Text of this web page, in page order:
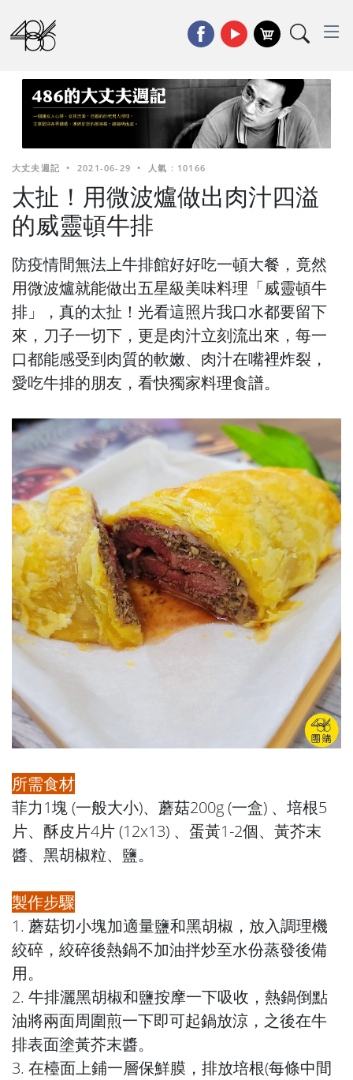
大丈夫週記 • 2021-06-29 • 人氣 : 10166
太扯！用微波爐做出肉汁四溢
的威靈頓牛排
防疫情間無法上牛排館好好吃一頓大餐，竟然
用微波爐就能做出五星級美味料理「威靈頓牛
排」，真的太扯！光看這照片我口水都要留下
來，刀子一切下，更是肉汁立刻流出來，每一
口都能感受到肉質的軟嫩、肉汁在嘴裡炸裂，
愛吃牛排的朋友，看快獨家料理食譜。
所需食材
菲力1塊 (一般大小)、蘑菇200g (一盒) 、培根5
片、酥皮片4片 (12x13) 、蛋黃1-2個、黃芥末
醬、黑胡椒粒、鹽。
製作步驟
1. 蘑菇切小塊加適量鹽和黑胡椒，放入調理機
絞碎，絞碎後熱鍋不加油拌炒至水份蒸發後備
用。
2. 牛排灑黑胡椒和鹽按摩一下吸收，熱鍋倒點
油將兩面周圍煎一下即可起鍋放涼，之後在牛
排表面塗黃芥末醬。
3. 在檯面上鋪一層保鮮膜，排放培根(每條中間